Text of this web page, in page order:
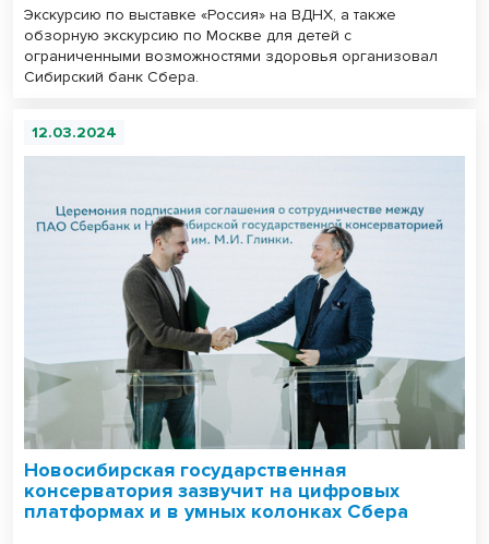
Экскурсию по выставке «Россия» на ВДНХ, а также
обзорную экскурсию по Москве для детей с
ограниченными возможностями здоровья организовал
Сибирский банк Сбера.
12.03.2024
Новосибирская государственная
консерватория зазвучит на цифровых
платформах и в умных колонках Сбера